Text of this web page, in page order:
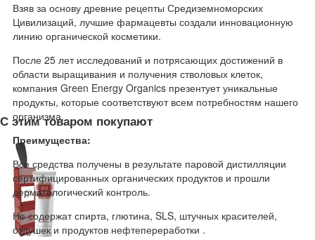
Взяв за основу древние рецепты Средиземноморских
Цивилизаций, лучшие фармацевты создали инновационную
линию органической косметики.
После 25 лет исследований и потрясающих достижений в
области выращивания и получения стволовых клеток,
компания Green Energy Organics презентует уникальные
продукты, которые соответствуют всем потребностям нашего
организма.
Преимущества:
Все средства получены в результате паровой дистилляции
сертифицированных органических продуктов и прошли
дерматологический контроль.
Не содержат спирта, глютина, SLS, штучных красителей,
отдушек и продуктов нефтепереработки .
С этим товаром покупают